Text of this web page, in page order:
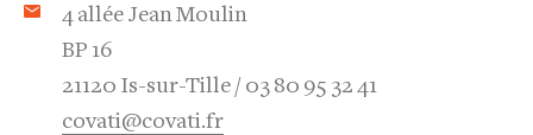
4 allée Jean Moulin
BP 16
21120 Is-sur-Tille
03 80 95 32 41
covati@covati.fr